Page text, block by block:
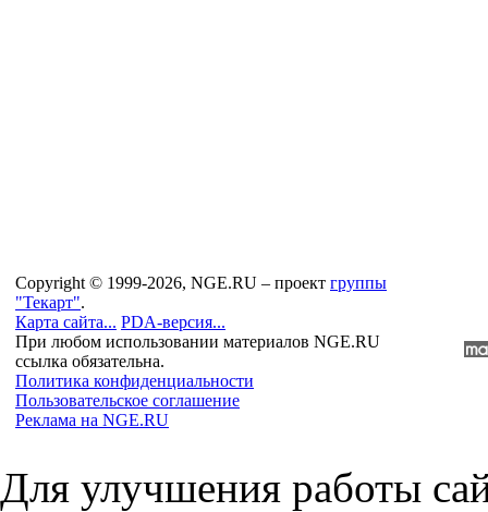
Copyright © 1999-2026, NGE.RU – проект группы
"Текарт".
Карта сайта... PDA-версия...
При любом использовании материалов NGE.RU
ссылка обязательна.
Политика конфиденциальности
Пользовательское соглашение
Реклама на NGE.RU
Для улучшения работы